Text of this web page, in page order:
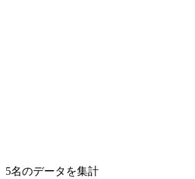
5名のデータを集計